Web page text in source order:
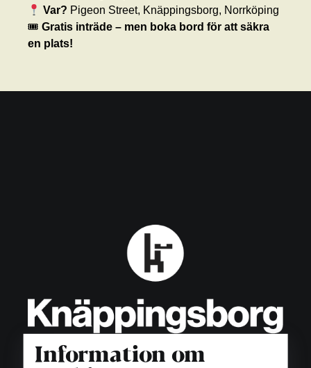
Var? Pigeon Street, Knäppingsborg, Norrköping
🎟 Gratis inträde – men boka bord för att säkra
en plats!
Information om